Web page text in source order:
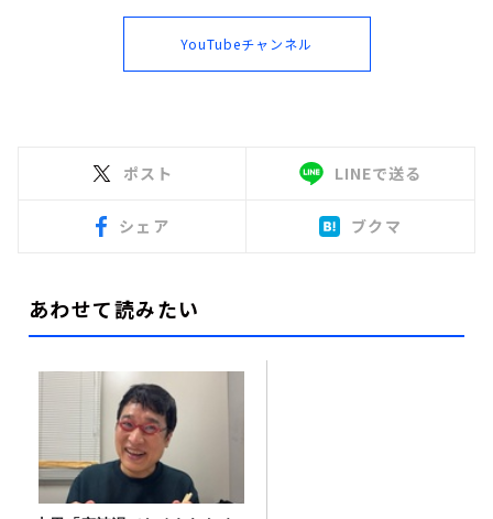
YouTubeチャンネル
ポスト LINEで送る
シェア ブクマ
あわせて読みたい